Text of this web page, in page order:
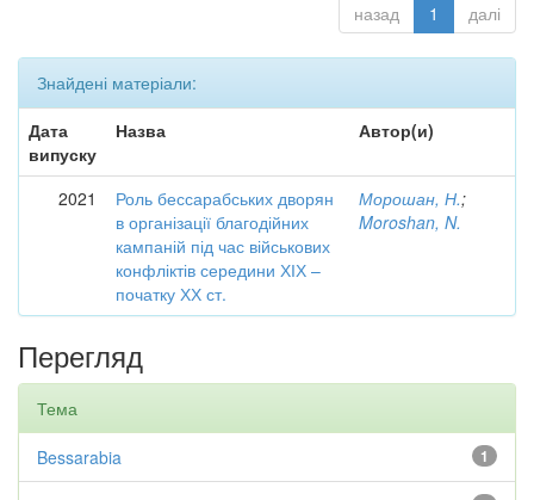
назад 1 далі
Знайдені матеріали:
Дата
випуску
Назва Автор(и)
2021
Роль бессарабських дворян
в організації благодійних
кампаній під час військових
конфліктів середини ХІХ –
початку ХХ ст.
Морошан, Н.;
Moroshan, N.
Перегляд
Тема
1
Bessarabia